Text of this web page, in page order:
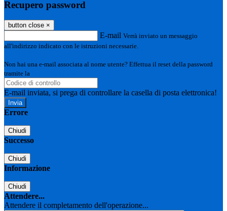
Recupero password
button close ×
E-mail Verrà inviato un messaggio
all'indirizzo indicato con le istruzioni necessarie.
Non hai una e-mail associata al nome utente? Effettua il reset della password
tramite la
E-mail inviata, si prega di controllare la casella di posta elettronica!
Errore
Chiudi
Successo
Chiudi
Informazione
Chiudi
Attendere...
Attendere il completamento dell'operazione...